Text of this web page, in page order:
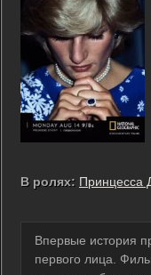
В ролях: Принцесса
Впервые история
первого лица.